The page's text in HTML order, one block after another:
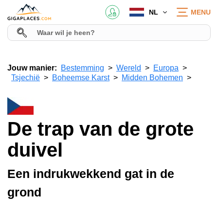
NL MENU
Jouw manier: Bestemming Wereld
Europa
Tsjechië
Boheemse Karst Midden Bohemen
De trap van de grote
duivel
Een indrukwekkend gat in de
grond